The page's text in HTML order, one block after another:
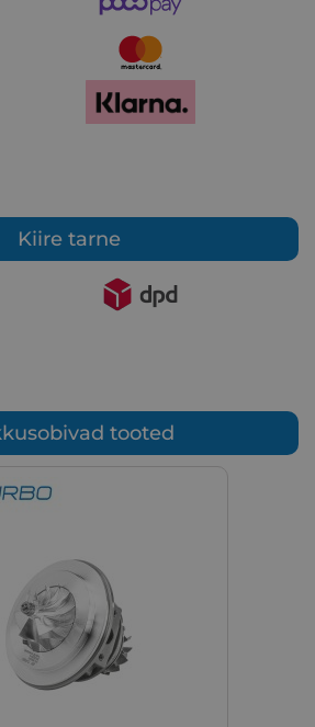
Kiire tarne
tooted